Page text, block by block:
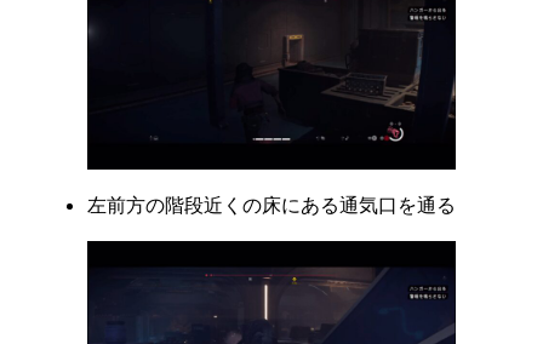
左前方の階段近くの床にある通気口を通る